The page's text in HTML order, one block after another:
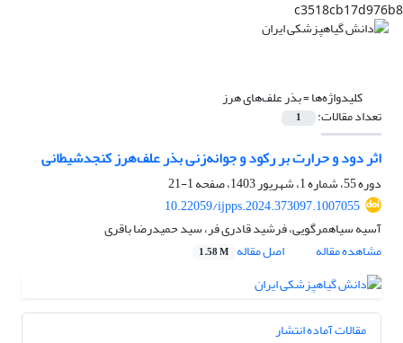
c3518cb17d976b8
کلیدواژه‌ها =بذر علف‌های هرز
تعداد مقالات: 1
اثر دود و حرارت بر رکود و جوانه‌زنی بذر علف‌هرز کنجدشیطانی
دوره 55، شماره 1، شهریور 1403، صفحه
1-21
10.22059/ijpps.2024.373097.1007055
آسیه سیاهمرگویی، فرشید قادری فر، سید حمیدرضا باقری
مشاهده مقاله
اصل مقاله 1.58 M
مقالات آماده انتشار